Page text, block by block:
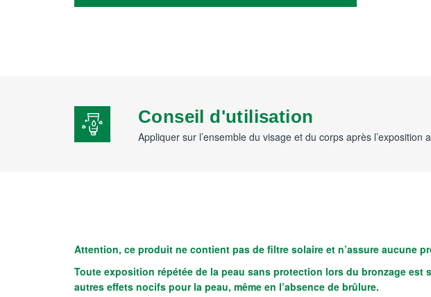
Conseil d'utilisation
Appliquer sur l’ensemble du visage et du corps après
Attention, ce produit ne contient pas de filtre solaire et n’assure aucune
Toute exposition répétée de la peau sans protection lors du bronzage
autres effets nocifs pour la peau, même en l’absence de brûlure.